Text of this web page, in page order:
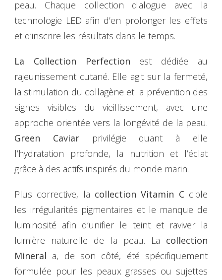
peau. Chaque collection dialogue avec la
technologie LED afin d’en prolonger les effets
et d’inscrire les résultats dans le temps.
La Collection Perfection est dédiée au
rajeunissement cutané. Elle agit sur la fermeté,
la stimulation du collagène et la prévention des
signes visibles du vieillissement, avec une
approche orientée vers la longévité de la peau.
Green Caviar privilégie quant à elle
l’hydratation profonde, la nutrition et l’éclat
grâce à des actifs inspirés du monde marin.
Plus corrective, la collection Vitamin C cible
les irrégularités pigmentaires et le manque de
luminosité afin d’unifier le teint et raviver la
lumière naturelle de la peau. La collection
Mineral a, de son côté, été spécifiquement
formulée pour les peaux grasses ou sujettes